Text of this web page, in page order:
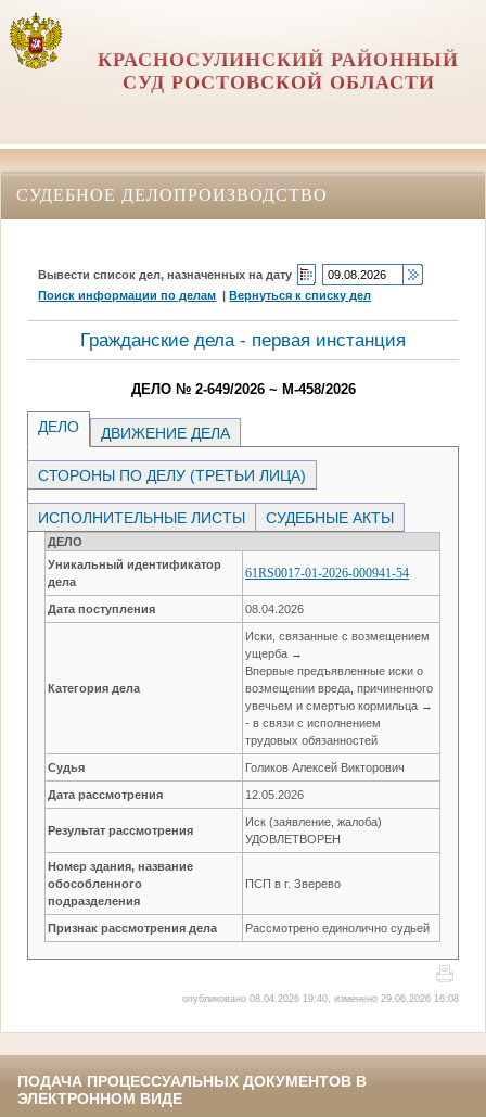
КРАСНОСУЛИНСКИЙ РАЙОННЫЙ
СУД РОСТОВСКОЙ ОБЛАСТИ
СУДЕБНОЕ ДЕЛОПРОИЗВОДСТВО
Вывести список дел, назначенных на дату
Поиск информации по делам |Вернуться к списку дел
Гражданские дела - первая инстанция
ДЕЛО № 2-649/2026 ~ М-458/2026
ДЕЛО ДВИЖЕНИЕ ДЕЛА
СТОРОНЫ ПО ДЕЛУ (ТРЕТЬИ ЛИЦА)
ИСПОЛНИТЕЛЬНЫЕ ЛИСТЫ СУДЕБНЫЕ АКТЫ
ДЕЛО
Уникальный идентификатор
дела
61RS0017-01-2026-000941-54
Дата поступления 08.04.2026
Категория дела
Иски, связанные с возмещением
ущерба →
Впервые предъявленные иски о
возмещении вреда, причиненного
увечьем и смертью кормильца →
- в связи с исполнением
трудовых обязанностей
Судья Голиков Алексей Викторович
Дата рассмотрения 12.05.2026
Результат рассмотрения
Иск (заявление, жалоба)
УДОВЛЕТВОРЕН
Номер здания, название
обособленного
подразделения
ПСП в г. Зверево
Признак рассмотрения дела Рассмотрено единолично судьей
опубликовано 08.04.2026 19:40, изменено 29.06.2026 16:08
ПОДАЧА ПРОЦЕССУАЛЬНЫХ ДОКУМЕНТОВ В
ЭЛЕКТРОННОМ ВИДЕ